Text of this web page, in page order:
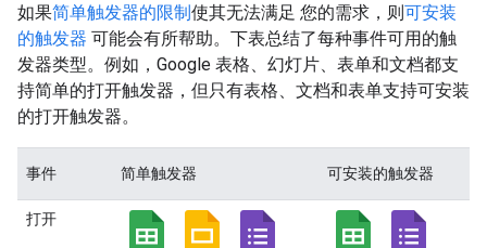
如果简单触发器的限制使其无法满足 您的需求，则可安装
的触发器 可能会有所帮助。下表总结了每种事件可用的触
发器类型。例如，Google 表格、幻灯片、表单和文档都支
持简单的打开触发器，但只有表格、文档和表单支持可安装
的打开触发器。
事件 简单触发器 可安装的触发器
打开